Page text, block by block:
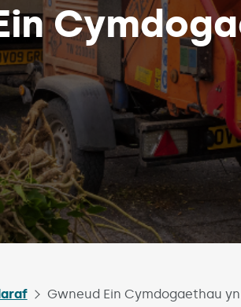
Gwneud Ein Cymdogaethau